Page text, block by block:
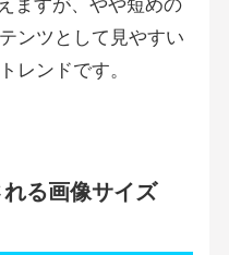
ますが、やや短めの
ンツとして見やすい
レンドです。
る画像サイズ